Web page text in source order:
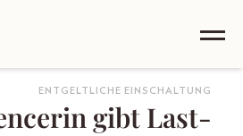
ENTGELTLICHE EINSCHALTUNG
gibt Last-